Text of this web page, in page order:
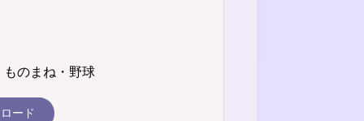
ものまね・野球
ード